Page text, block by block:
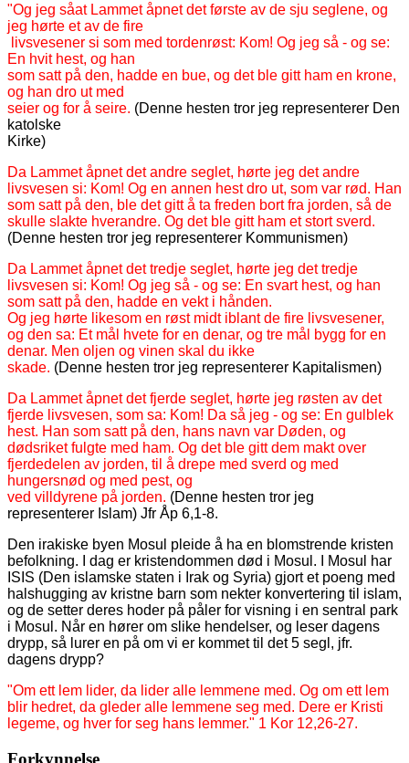
"Og jeg såat Lammet åpnet det første av de sju seglene, og
jeg hørte et av de fire
livsvesener si som med tordenrøst: Kom! Og jeg så - og se:
En hvit hest, og han
som satt på den, hadde en bue, og det ble gitt ham en krone,
og han dro ut med
seier og for å seire. (Denne hesten tror jeg representerer Den
katolske
Kirke)
Da Lammet åpnet det andre seglet, hørte jeg det andre
livsvesen si: Kom! Og en annen hest dro ut, som var rød. Han
som satt på den, ble det gitt å ta freden bort fra jorden, så de
skulle slakte hverandre. Og det ble gitt ham et stort sverd.
(Denne hesten tror jeg representerer Kommunismen)
Da Lammet åpnet det tredje seglet, hørte jeg det tredje
livsvesen si: Kom! Og jeg så - og se: En svart hest, og han
som satt på den, hadde en vekt i hånden.
Og jeg hørte likesom en røst midt iblant de fire livsvesener,
og den sa: Et mål hvete for en denar, og tre mål bygg for en
denar. Men oljen og vinen skal du ikke
skade. (Denne hesten tror jeg representerer Kapitalismen)
Da Lammet åpnet det fjerde seglet, hørte jeg røsten av det
fjerde livsvesen, som sa: Kom! Da så jeg - og se: En gulblek
hest. Han som satt på den, hans navn var Døden, og
dødsriket fulgte med ham. Og det ble gitt dem makt over
fjerdedelen av jorden, til å drepe med sverd og med
hungersnød og med pest, og
ved villdyrene på jorden. (Denne hesten tror jeg
representerer Islam) Jfr Åp 6,1-8.
Den irakiske byen Mosul pleide å ha en blomstrende kristen
befolkning. I dag er kristendommen død i Mosul. I Mosul har
ISIS (Den islamske staten i Irak og Syria) gjort et poeng med
halshugging av kristne barn som nekter konvertering til islam,
og de setter deres hoder på påler for visning i en sentral park
i Mosul. Når en hører om slike hendelser, og leser dagens
drypp, så lurer en på om vi er kommet til det 5 segl, jfr.
dagens drypp?
"Om ett lem lider, da lider alle lemmene med. Og om ett lem
blir hedret, da gleder alle lemmene seg med. Dere er Kristi
legeme, og hver for seg hans lemmer." 1 Kor 12,26-27.
Forkynnelse